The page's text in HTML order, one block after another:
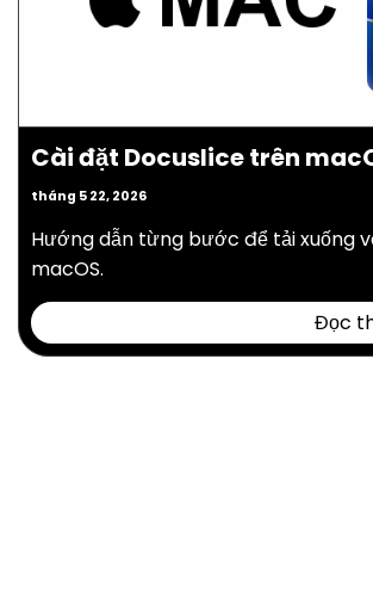
Cài đặt Docuslice trên
tháng 5 22, 2026
Hướng dẫn từng bước để tải xuống
macOS.
Đọc